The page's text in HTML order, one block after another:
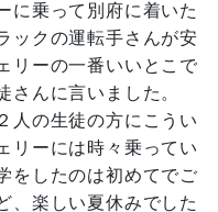
に乗って別府に着いた
ックの運転手さんが安
リーの一番いいとこで
さんに言いました。
人の生徒の方にこうい
リーには時々乗ってい
をしたのは初めてでご
、楽しい夏休みでした